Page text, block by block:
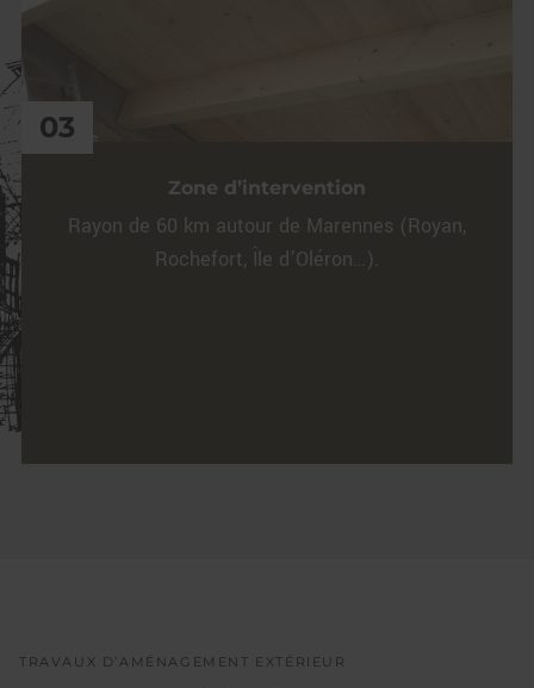
03
Zone d’intervention
Rayon de 60 km autour de Marennes (Royan,
Rochefort, Île d’Oléron…).
TRAVAUX D’AMÉNAGEMENT EXTÉRIEUR